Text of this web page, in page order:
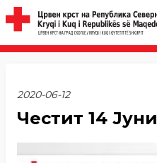
2020-06-12
Честит 14 Јуни